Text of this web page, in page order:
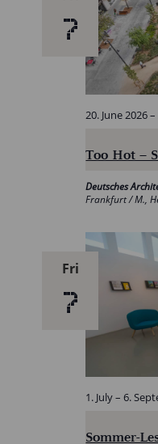
7
Too Hot –
20. June 2026–
Deutsches
Frankfurt / M.,
Fri
7
Sommer-
1. July–6.